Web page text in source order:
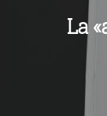
La